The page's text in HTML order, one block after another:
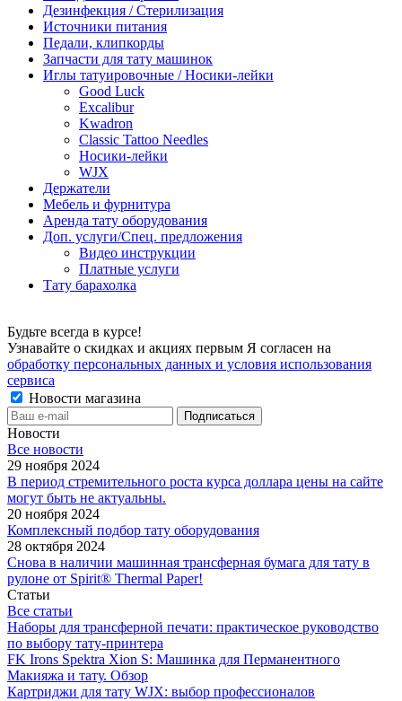
Дезинфекция / Стерилизация
Источники питания
Педали, клипкорды
Запчасти для тату машинок
Иглы татуировочные / Носики-лейки
Good Luck
Excalibur
Kwadron
Classic Tattoo Needles
Носики-лейки
WJX
Держатели
Мебель и фурнитура
Аренда тату оборудования
Доп. услуги/Спец. предложения
Видео инструкции
Платные услуги
Тату барахолка
Будьте всегда в курсе!
Узнавайте о скидках и акциях первым Я согласен на
обработку персональных данных и условия использования
сервиса
Новости магазина
Новости
Все новости
29 ноября 2024
В период стремительного роста курса доллара цены на сайте
могут быть не актуальны.
20 ноября 2024
Комплексный подбор тату оборудования
28 октября 2024
Снова в наличии машинная трансферная бумага для тату в
рулоне от Spirit® Thermal Paper!
Статьи
Все статьи
Наборы для трансферной печати: практическое руководство
по выбору тату‑принтера
FK Irons Spektra Xion S: Машинка для Перманентного
Макияжа и тату. Обзор
Картриджи для тату WJX: выбор профессионалов